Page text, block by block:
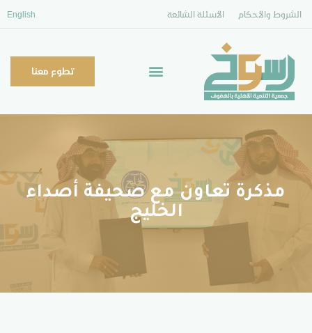
الشروط والأحكام الأسئلة الشائعة English
تطوع معنا
مذكرة تعاون مع صحيفة أصداء
الخليج